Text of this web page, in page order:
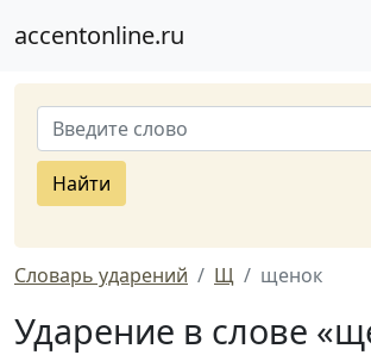
accentonline.ru
Найти
Словарь ударений Щ щенок
Ударение в слове